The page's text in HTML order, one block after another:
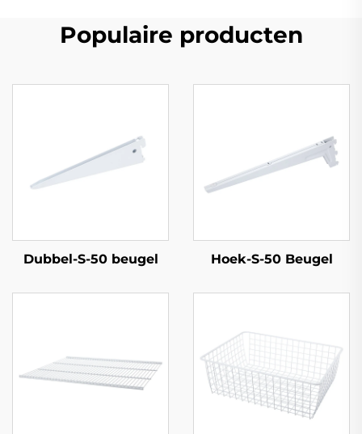
Populaire producten
Dubbel-S-50 beugel Hoek-S-50 Beugel